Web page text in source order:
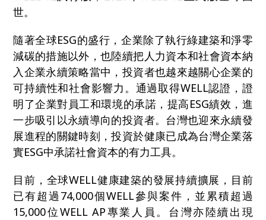
世。
隨著全球ESG的盛行，企業除了執行綠建築和淨零
減碳的措施以外，也陸續把人力資本和社會資本納
入企業永續策略當中，投資者也越來越關心企業的
可持續性和社會影響力。通過取得WELL認證，證
明了企業對員工和環境的承諾，提高ESG績效，進
一步吸引以永續導向的投資者。台灣也迎來永續發
展進程的關鍵時刻，投資於健康已成為台灣企業落
實ESG中承諾社會資本的有力工具。
目前，全球WELL健康建築的發展持續擴展，目前
已有超過74,000個WELL參與案件，並累積超過
15,000位WELL AP專業人員。台灣亦陸續出現